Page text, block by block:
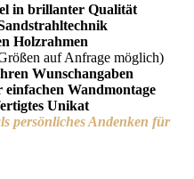
in brillanter Qualität
Holzrahmen
auf Anfrage möglich)
Wunschangaben
Wandmontage
Unikat
persönliches Andenken für